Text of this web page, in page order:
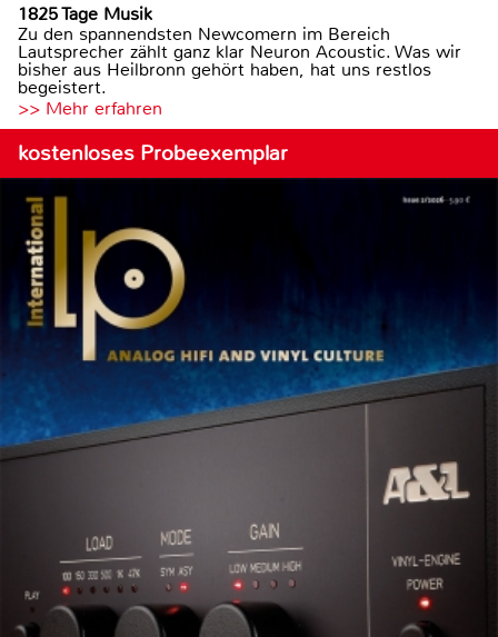
1825 Tage Musik
Zu den spannendsten Newcomern im Bereich
Lautsprecher zählt ganz klar Neuron Acoustic. Was wir
bisher aus Heilbronn gehört haben, hat uns restlos
begeistert.
>> Mehr erfahren
kostenloses Probeexemplar